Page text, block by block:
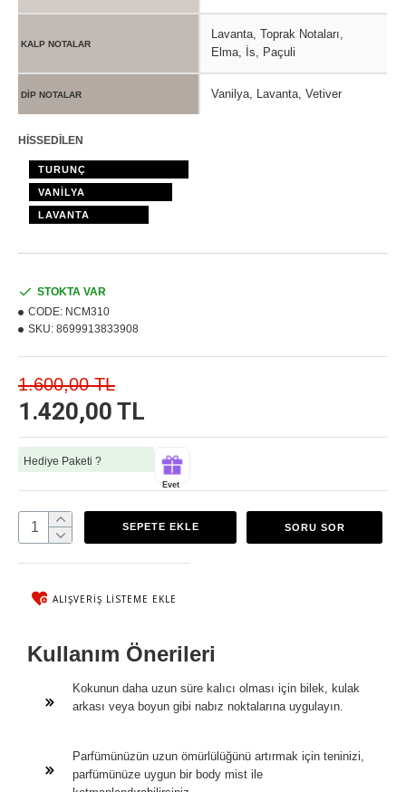
KALP NOTALAR
Lavanta, Toprak Notaları,
Elma, İs, Paçuli
DİP NOTALAR Vanilya, Lavanta, Vetiver
HİSSEDİLEN
TURUNÇ
VANİLYA
LAVANTA
1.420,00 TL
1.600,00 TL
STOKTA VAR
CODE: NCM310
SKU: 8699913833908
Hediye Paketi ?
Evet
SEPETE EKLE SORU SOR
ALIŞVERIŞ LISTEME EKLE
Kullanım Önerileri
Kokunun daha uzun süre kalıcı olması için bilek, kulak
arkası veya boyun gibi nabız noktalarına uygulayın.
Parfümünüzün uzun ömürlülüğünü artırmak için teninizi,
parfümünüze uygun bir body mist ile